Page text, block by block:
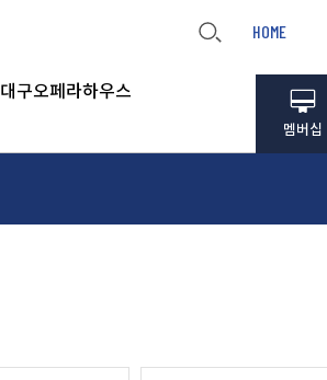
HOME
대구오페라하우스
멤버십